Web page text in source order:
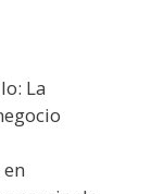
La